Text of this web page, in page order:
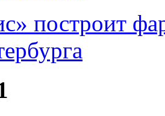
построит